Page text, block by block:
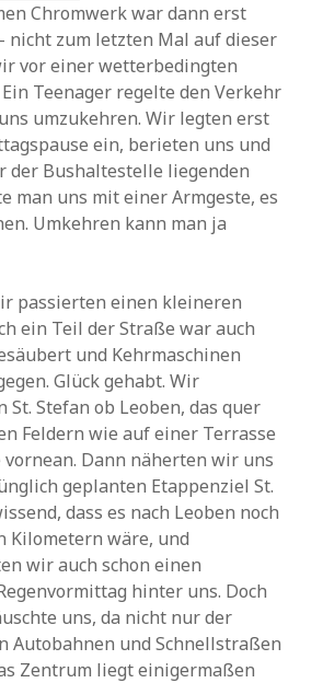
Chromwerk war dann erst
nicht zum letzten Mal auf dieser
vor einer wetterbedingten
Teenager regelte den Verkehr
umzukehren. Wir legten erst
ein, berieten uns und
der Bushaltestelle liegenden
man uns mit einer Armgeste, es
Umkehren kann man ja
passierten einen kleineren
ein Teil der Straße war auch
und Kehrmaschinen
Glück gehabt. Wir
St. Stefan ob Leoben, das quer
Feldern wie auf einer Terrasse
Dann näherten wir uns
geplanten Etappenziel St.
dass es nach Leoben noch
Kilometern wäre, und
wir auch schon einen
hinter uns. Doch
uns, da nicht nur der
Autobahnen und Schnellstraßen
Zentrum liegt einigermaßen